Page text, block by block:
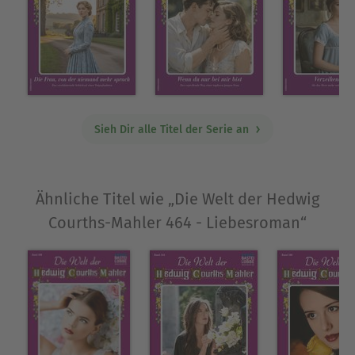
Sieh Dir alle Titel der Serie an
Ähnliche Titel wie „Die Welt der Hedwig
Courths-Mahler 464 - Liebesroman“